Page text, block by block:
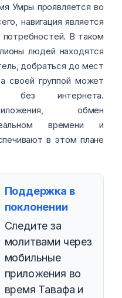
Умры проявляется во
навигация является
потребностей. В таком
людей находятся
добраться до мест
своей группой может
интернета.
обмен
времени и
в этом плане
Поддержка в
поклонении
Следите за
молитвами через
мобильные
приложения во
время Тавафа и